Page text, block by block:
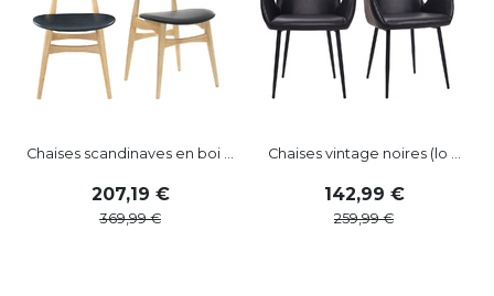
Chaises scandinaves en boi ...
207,19
369,99
Chaises vintage noires (lo ...
142,99
259,99